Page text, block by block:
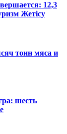
12,3
Жетісу
тонн мяса и
шесть